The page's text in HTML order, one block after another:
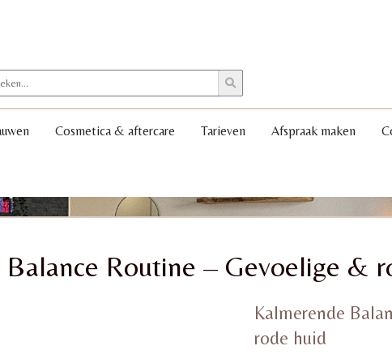
Cosmetica & aftercare Tarieven Afspraak maken
Balance Routine – Gevoelige &
Kalmerende
rode huid